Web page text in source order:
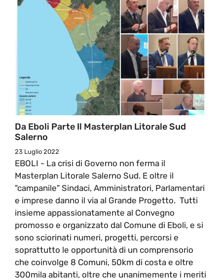
Da Eboli Parte Il Masterplan Litorale Sud
Salerno
23 Luglio 2022
EBOLI - La crisi di Governo non ferma il
Masterplan Litorale Salerno Sud. E oltre il
"campanile" Sindaci, Amministratori, Parlamentari
e imprese danno il via al Grande Progetto. Tutti
insieme appassionatamente al Convegno
promosso e organizzato dal Comune di Eboli, e si
sono sciorinati numeri, progetti, percorsi e
soprattutto le opportunità di un comprensorio
che coinvolge 8 Comuni, 50km di costa e oltre
300mila abitanti, oltre che unanimemente i meriti